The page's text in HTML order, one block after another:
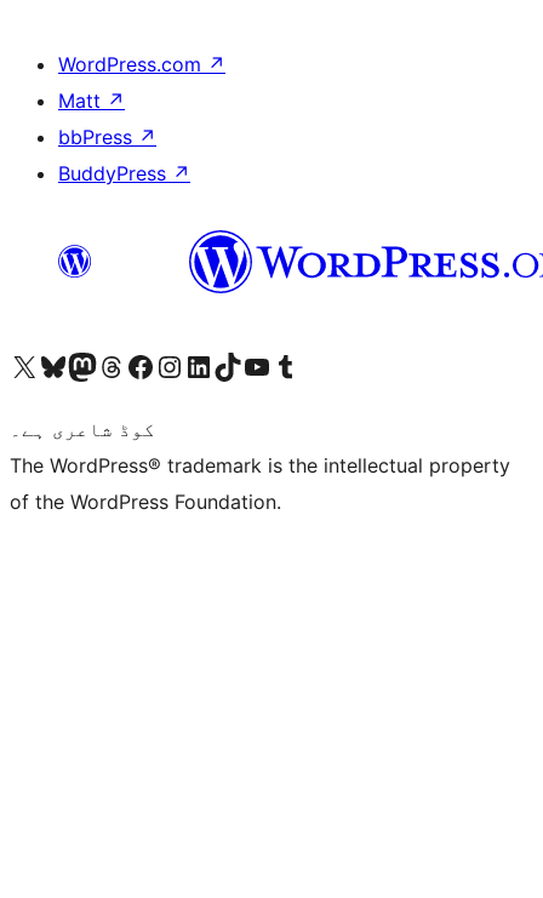
WordPress.com ↗
Matt ↗
bbPress ↗
BuddyPress ↗
Visit our X (formerly Twitter) account
ہمارے بلیواسکائی اکاؤنٹ پر جائیں
Visit our Mastodon account
ہمارے ٹھریڈز اکاؤنٹ پر جائیں
Visit our Facebook page
Visit our Instagram account
Visit our LinkedIn account
ہمارے ٹک ٹاک اکاؤنٹ پر جائیں
Visit our YouTube channel
ہمارے ٹمبلر اکاؤنٹ پر جائیں
کوڈ شاعری ہے۔
The WordPress® trademark is the intellectual property
of the WordPress Foundation.